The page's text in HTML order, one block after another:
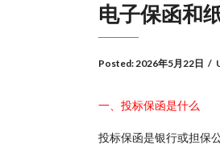
电子保函和
Posted:2026年5月22日 /
一、投标保函是什么
投标保函是银行或担保